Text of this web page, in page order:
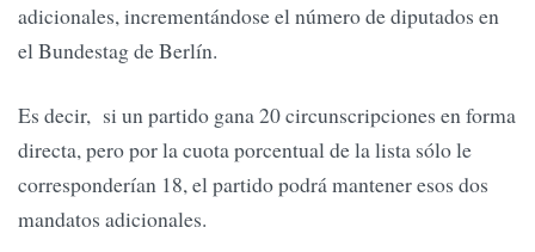
adicionales, incrementándose el número de diputados en
el Bundestag de Berlín.
Es decir, si un partido gana 20 circunscripciones en forma
directa, pero por la cuota porcentual de la lista sólo le
corresponderían 18, el partido podrá mantener esos dos
mandatos adicionales.